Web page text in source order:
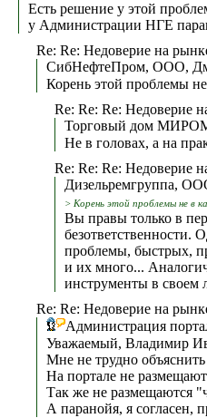
Есть решение у этой
у Администрации НГЕ
Re: Re: Недоверие на
СибНефтеПром, ООО,
Корень этой проблемы
Re: Re: Re: Недоверие
Торговый дом
Не в головах, а на
Re: Re: Re: Недоверие
Дизельремгруппа,
> Корень этой проблемы не в
Вы правы только в
безответственности.
проблемы, быстрых,
и их много...
инструменты в своем
Re: Re: Недоверие на
Администрация
Уважаемый, Владимир
Мне не трудно объяснить
На портале не
Так же не размещаются
А паранойя, я согласен,